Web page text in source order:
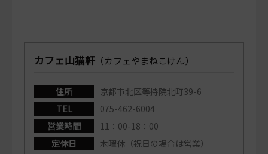
カフェ山猫軒 （カフェやまねこけん）
住所
京都市北区等持院北町39-6
TEL
075-462-6004
営業時間
11：00-18：00
定休日
木曜休（祝日の場合は営業）